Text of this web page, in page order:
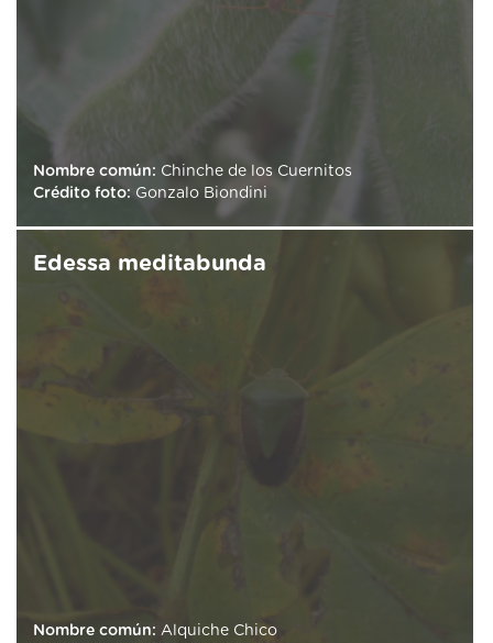
Nombre común: Chinche de los Cuernitos
Crédito foto: Gonzalo Biondini
Edessa meditabunda
Nombre común: Alquiche Chico